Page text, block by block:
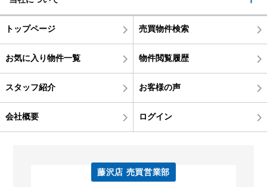
トップページ 売買物件検索
お気に入り物件一覧 物件閲覧履歴
スタッフ紹介 お客様の声
会社概要 ログイン
藤沢店 売買営業部